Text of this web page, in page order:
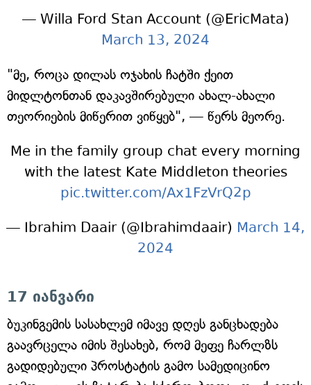
— Willa Ford Stan Account (@EricMata)
March 13, 2024
"მე, როცა დილას ოჯახის ჩატში ქეით
მიდლტონთან დაკავშირებული ახალ-ახალი
თეორიების მიწერით ვიწყებ", — წერს მეორე.
Me in the family group chat every morning
with the latest Kate Middleton theories
pic.twitter.com/Ax1FzVrQ2p
— Ibrahim Daair (@Ibrahimdaair) March 14,
2024
17 იანვარი
ბუკინგემის სასახლემ იმავე დღეს განცხადება
გაავრცელა იმის შესახებ, რომ მეფე ჩარლზს
გადიდებული პროსტატის გამო სამედიცინო